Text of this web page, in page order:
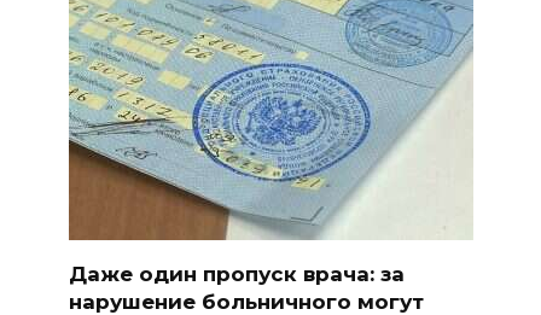
Даже один пропуск врача: за
нарушение больничного могут